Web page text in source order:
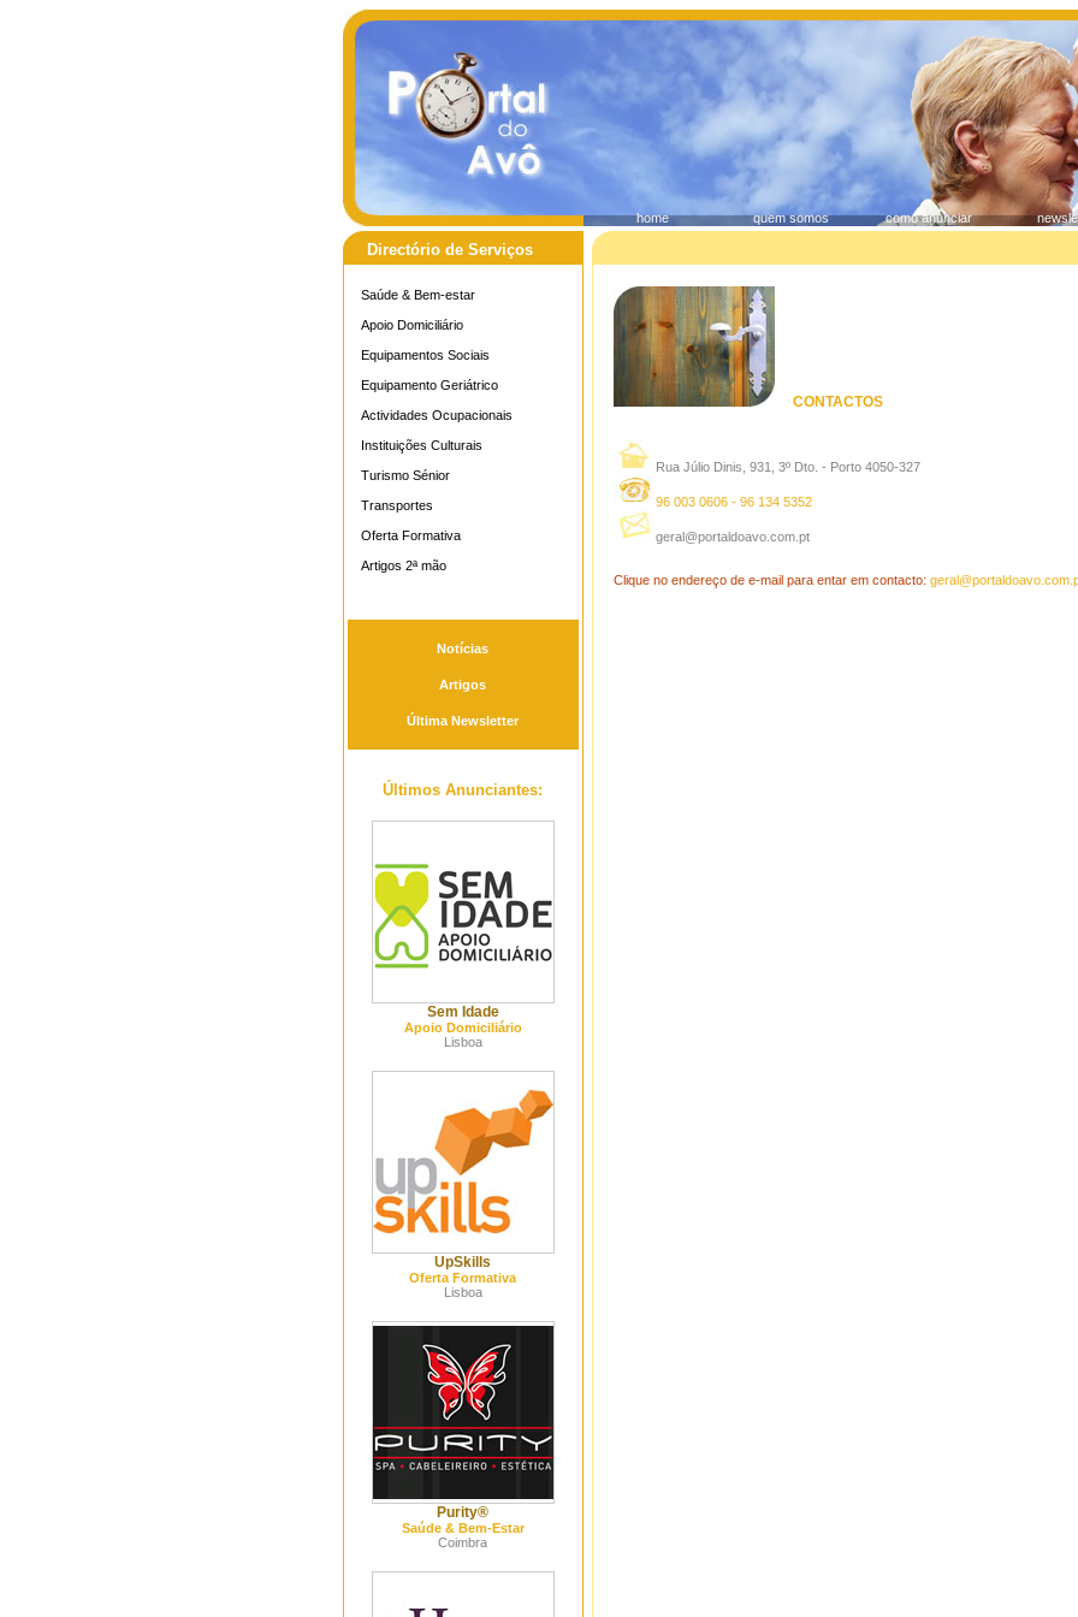
home quem somos como anunciar
Directório de Serviços
Saúde & Bem-estar
Apoio Domiciliário
Equipamentos Sociais
Equipamento Geriátrico
Actividades Ocupacionais
Instituições Culturais
Turismo Sénior
Transportes
Oferta Formativa
Artigos 2ª mão
Notícias
Artigos
Última Newsletter
Últimos Anunciantes:
Sem Idade
Apoio Domiciliário
Lisboa
UpSkills
Oferta Formativa
Lisboa
Purity®
Saúde & Bem-Estar
Coimbra
CONTACTOS
Rua Júlio Dinis, 931, 3º Dto. - Porto 4050-327
96 003 0606 - 96 134 5352
geral@portaldoavo.com.pt
Clique no endereço de e-mail para entar em contacto: